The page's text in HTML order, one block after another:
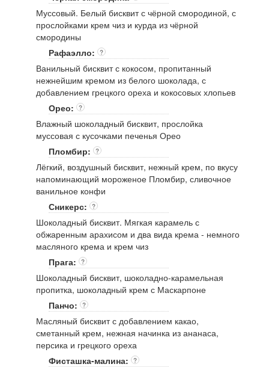
Муссовый. Белый бисквит с чёрной смородиной, с
прослойками крем чиз и курда из чёрной
смородины
Рафаэлло:
?
Ванильный бисквит с кокосом, пропитанный
нежнейшим кремом из белого шоколада, с
добавлением грецкого ореха и кокосовых хлопьев
Орео:
?
Влажный шоколадный бисквит, прослойка
муссовая с кусочками печенья Орео
Пломбир:
?
Лёгкий, воздушный бисквит, нежный крем, по вкусу
напоминающий мороженое Пломбир, сливочное
ванильное конфи
Сникерс:
?
Шоколадный бисквит. Мягкая карамель с
обжаренным арахисом и два вида крема - немного
масляного крема и крем чиз
Прага:
?
Шоколадный бисквит, шоколадно-карамельная
пропитка, шоколадный крем с Маскарпоне
Панчо:
?
Масляный бисквит с добавлением какао,
сметанный крем, нежная начинка из ананаса,
персика и грецкого ореха
Фисташка-малина:
?